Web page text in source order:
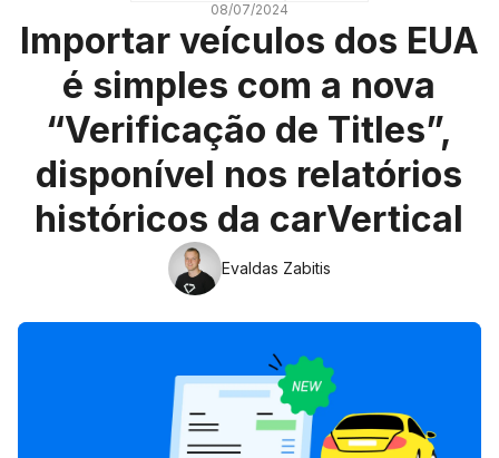
08/07/2024
Importar veículos dos EUA
é simples com a nova
“Verificação de Titles”,
disponível nos relatórios
históricos da carVertical
Evaldas Zabitis